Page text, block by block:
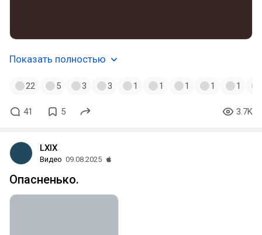
Показать полностью
22 5 3 3 1 1 1 1 1
41 5 3.7K
LXIX
Видео 09.08.2025
Опасненько.